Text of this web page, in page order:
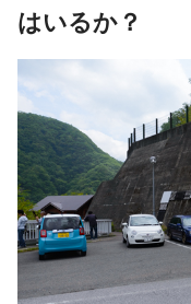
はいるか？